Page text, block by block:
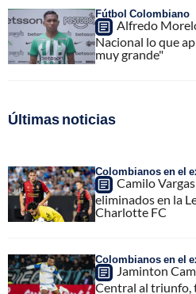
Fútbol Colombiano
Alfredo
Nacional lo que
muy grande"
Últimas noticias
Colombianos en el
Camilo
eliminados en la
Charlotte FC
Colombianos en el
Jaminton
Central al triunfo,